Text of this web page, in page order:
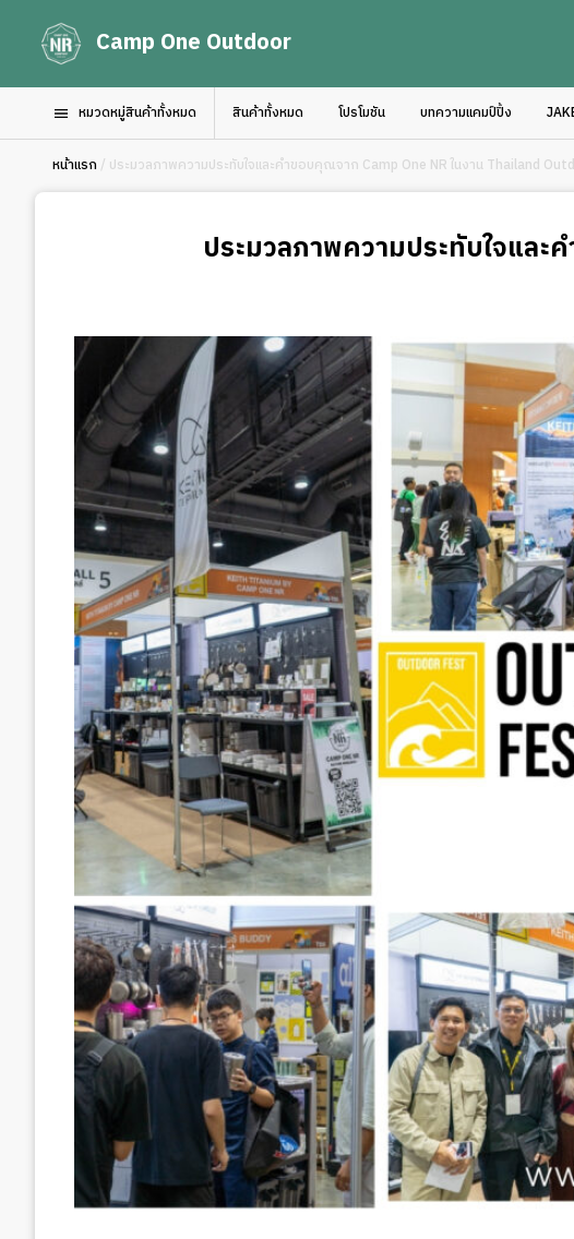
Camp One Outdoor
หมวดหมู่สินค้าทั้งหมด สินค้าทั้งหมด โปรโมชัน บทความแคมป์ปิ้ง
หน้าแรก / ประมวลภาพความประทับใจและคำขอบคุณจาก Camp One NR ในงาน Thailand
ประมวลภาพความประทับใจและ